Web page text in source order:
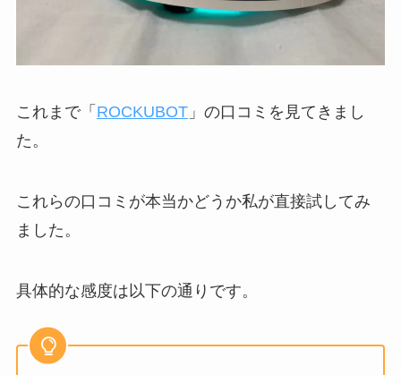
これまで「 ROCKUBOT」の口コミを見てきまし
た。
これらの口コミが本当かどうか私が直接試してみ
ました。
具体的な感度は以下の通りです。